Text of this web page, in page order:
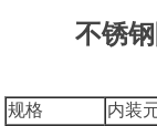
不锈
规格 内装